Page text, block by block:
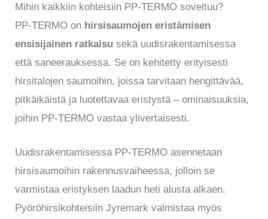
Mihin kaikkiin kohteisiin PP-TERMO soveltuu?
PP-TERMO on hirsisaumojen eristämisen
ensisijainen ratkaisu sekä uudisrakentamisessa
että saneerauksessa. Se on kehitetty erityisesti
hirsitalojen saumoihin, joissa tarvitaan hengittävää,
pitkäikäistä ja luotettavaa eristystä – ominaisuuksia,
joihin PP-TERMO vastaa ylivertaisesti.
Uudisrakentamisessa PP-TERMO asennetaan
hirsisaumoihin rakennusvaiheessa, jolloin se
varmistaa eristyksen laadun heti alusta alkaen.
Pyöröhirsikohteisiin Jyremark valmistaa myös